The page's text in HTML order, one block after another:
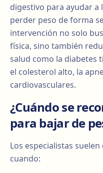
digestivo para ayudar a
perder peso de forma
intervención no solo
física, sino también
salud como la diabetes
el colesterol alto, la
cardiovasculares.
¿Cuándo se
para bajar de
Los especialistas
cuando: